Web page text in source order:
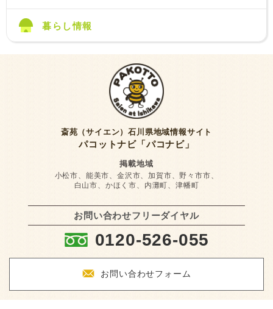
暮らし情報
斎苑（サイエン）石川県地域情報サイト
パコットナビ「パコナビ」
掲載地域
小松市、能美市、金沢市、加賀市、野々市市、
白山市、かほく市、内灘町、津幡町
お問い合わせフリーダイヤル
: 0120-526-055
F お問い合わせフォーム